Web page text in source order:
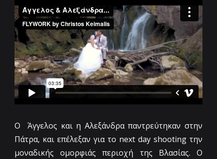
Άγγελος & Αλεξάνδρα...
FLYWORK by Christos Keimalis
Ο Άγγελος και η Αλεξάνδρα παντρεύτηκαν στην
Πάτρα, και επέλεξαν για το next day shooting την
μοναδικής ομορφιάς περιοχή της Βλασίας. Ο